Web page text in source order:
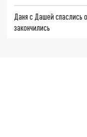
Даня с Дашей спаслись
закончились